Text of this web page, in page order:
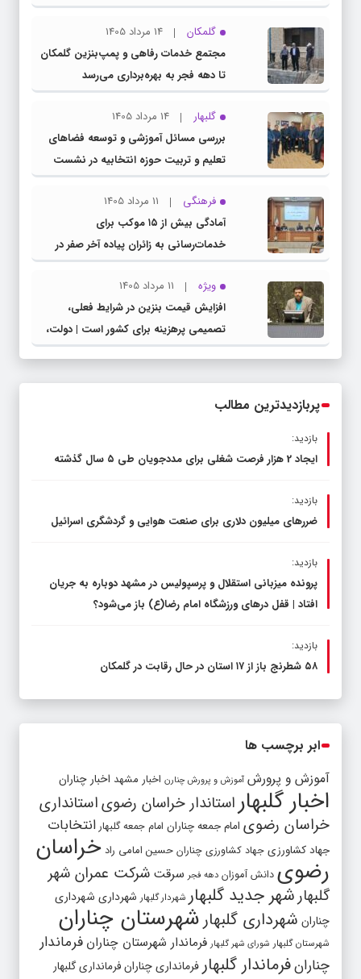
گلمکان
14 مرداد 1405
مجتمع خدمات رفاهی و پمپ‌بنزین گلمکان
تا دهه فجر به بهره‌برداری می‌رسد
گلبهار
14 مرداد 1405
بررسی مسائل آموزشی و توسعه فضاهای
تعلیم و تربیت حوزه انتخابیه در نشست
مشترک عضو کمیسیون آموزش مجلس با
مدیرکل آموزش و پرورش خراسان رضوی
فرهنگی
11 مرداد 1405
آمادگی بیش از ۱۵ موکب برای
خدمات‌رسانی به زائران پیاده آخر صفر در
شهرستان چناران
ویژه
11 مرداد 1405
افزایش قیمت بنزین در شرایط فعلی،
تصمیمی پرهزینه برای کشور است | دولت،
قاچاق سوخت و عوامل اصلی ناترازی را
پربازدیدترین مطالب
بازدید:
ایجاد 2 هزار فرصت شغلی برای مددجویان طی ۵ سال گذشته
بازدید:
ضررهای میلیون دلاری برای صنعت هوایی و گردشگری اسرائیل
بازدید:
پرونده میزبانی استقلال و پرسپولیس در مشهد دوباره به جریان
افتاد | قفل در‌های ورزشگاه امام رضا(ع) باز می‌شود؟
بازدید:
۵۸ شطرنج‌ باز از ۱۷ استان در حال رقابت در گلمکان
ابر برچسب ها
آموزش و پرورش آموزش و پرورش چنارن اخبار مشهد اخبار چناران
اخبار گلبهار استاندار خراسان رضویاستانداری
خراسان رضوی امام جمعه چناران امام جمعه گلبهار انتخابات
جهاد کشاورزی جهاد کشاورزی چناران حسین امامی راد خراسان
رضوی دانش آموزان دهه فجر سرقت شرکت عمران شهر
گلبهارشهر جدید گلبهار شهردار گلبهار شهرداری شهرداری
چناران شهرداری گلبهار شهرستان چناران
شهرستان گلبهار شورای شهر گلبهار فرماندار شهرستان چناران فرماندار
چنارانفرماندار گلبهار فرمانداری چنارانفرمانداری گلبهار